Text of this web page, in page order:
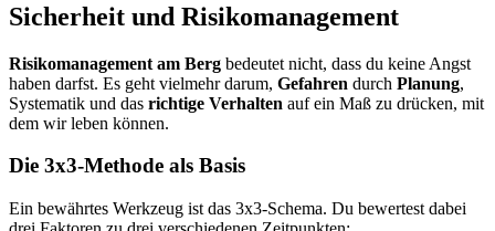
Sicherheit und Risikomanagement
Risikomanagement am Berg bedeutet nicht, dass du keine Angst
haben darfst. Es geht vielmehr darum, Gefahren durch Planung,
Systematik und das richtige Verhalten auf ein Maß zu drücken, mit
dem wir leben können.
Die 3x3-Methode als Basis
Ein bewährtes Werkzeug ist das 3x3-Schema. Du bewertest dabei